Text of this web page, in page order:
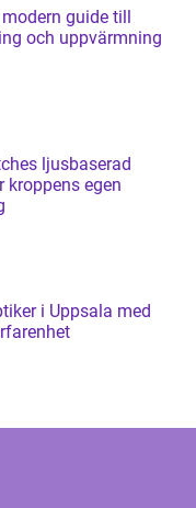
guide till
och uppvärmning
egen
i Uppsala med